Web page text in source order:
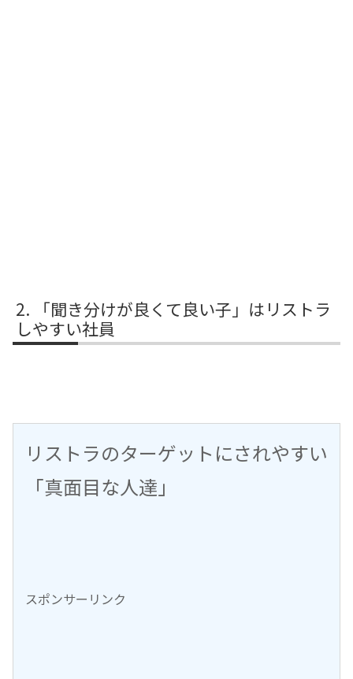
「聞き分けが良くて良い子」はリストラ
しやすい社員
リストラのターゲットにされやすい
「真面目な人達」
スポンサーリンク